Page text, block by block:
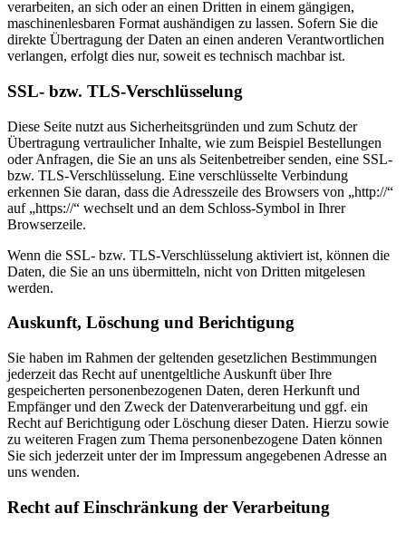
verarbeiten, an sich oder an einen Dritten in einem gängigen,
maschinenlesbaren Format aushändigen zu lassen. Sofern Sie die
direkte Übertragung der Daten an einen anderen Verantwortlichen
verlangen, erfolgt dies nur, soweit es technisch machbar ist.
SSL- bzw. TLS-Verschlüsselung
Diese Seite nutzt aus Sicherheitsgründen und zum Schutz der
Übertragung vertraulicher Inhalte, wie zum Beispiel Bestellungen
oder Anfragen, die Sie an uns als Seitenbetreiber senden, eine SSL-
bzw. TLS-Verschlüsselung. Eine verschlüsselte Verbindung
erkennen Sie daran, dass die Adresszeile des Browsers von „http://“
auf „https://“ wechselt und an dem Schloss-Symbol in Ihrer
Browserzeile.
Wenn die SSL- bzw. TLS-Verschlüsselung aktiviert ist, können die
Daten, die Sie an uns übermitteln, nicht von Dritten mitgelesen
werden.
Auskunft, Löschung und Berichtigung
Sie haben im Rahmen der geltenden gesetzlichen Bestimmungen
jederzeit das Recht auf unentgeltliche Auskunft über Ihre
gespeicherten personenbezogenen Daten, deren Herkunft und
Empfänger und den Zweck der Datenverarbeitung und ggf. ein
Recht auf Berichtigung oder Löschung dieser Daten. Hierzu sowie
zu weiteren Fragen zum Thema personenbezogene Daten können
Sie sich jederzeit unter der im Impressum angegebenen Adresse an
uns wenden.
Recht auf Einschränkung der Verarbeitung